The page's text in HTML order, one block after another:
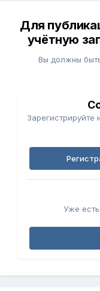
Для
учётную
Вы должны
Уже